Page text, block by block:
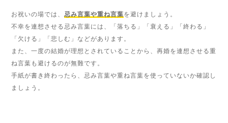
お祝いの場では、忌み言葉や重ね言葉を避けましょう。
不幸を連想させる忌み言葉には、「落ちる」「衰える」「終わる」
「欠ける」「悲しむ」などがあります。
また、一度の結婚が理想とされていることから、再婚を連想させる重
ね言葉も避けるのが無難です。
手紙が書き終わったら、忌み言葉や重ね言葉を使っていないか確認し
ましょう。